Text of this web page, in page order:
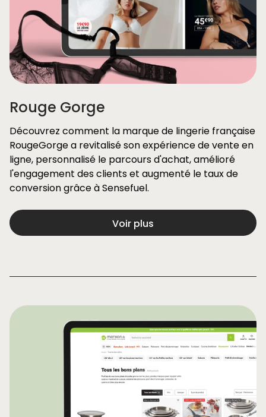
Rouge Gorge
Découvrez comment la marque de lingerie française
RougeGorge a revitalisé son expérience de vente en
ligne, personnalisé le parcours d'achat, amélioré
l'engagement des clients et augmenté le taux de
conversion grâce à Sensefuel.
Voir plus